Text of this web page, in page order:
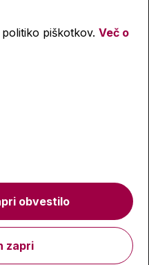
piškotkov. Več o
obvestilo
zapri